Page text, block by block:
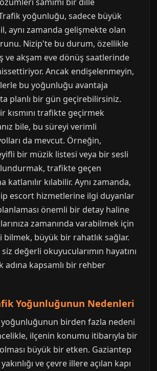
yoğunluğu, sadece büyük
aynı zamanda gelişmekte olan
Nizip'te bu durum, özellikle
ve akşam eve dönüş saatlerinde
Ancak endişelenmeyin,
bu yoğunluğu avantaja
planlı bir gün geçirebilirsiniz.
kısmını trafikte geçirmek
bile, bu süreyi verimli
da mevcut. Örneğin,
bir müzik listesi veya bir sesli
trafikte geçen
katlanılır kılabilir. Aynı zamanda,
escort hizmetlerine ilgi duyanlar
önemli bir detay haline
zamanında varabilmek için
büyük bir rahatlık sağlar.
değerli okuyucularımın hayatını
adına kapsamlı bir rehber
Yoğunluğunun Nedenleri
birden fazla nedeni
ilçenin konumu itibarıyla bir
büyük bir etken. Gaziantep
ve çevre illere açılan kapı